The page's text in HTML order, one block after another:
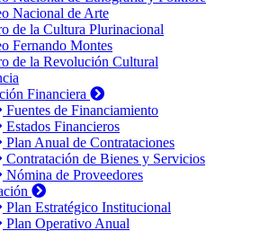
Nacional de Arte
de la Cultura Plurinacional
Fernando Montes
de la Revolución Cultural
Financiera
Fuentes de Financiamiento
Estados Financieros
Plan Anual de Contrataciones
Contratación de Bienes y Servicios
Nómina de Proveedores
Plan Estratégico Institucional
Plan Operativo Anual